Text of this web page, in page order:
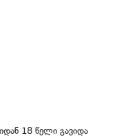
18 წელი გავიდა